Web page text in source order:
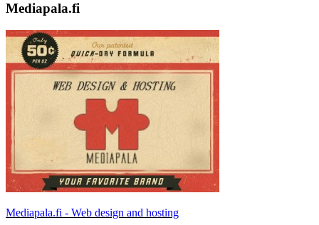
Mediapala.fi
Mediapala.fi - Web design and hosting